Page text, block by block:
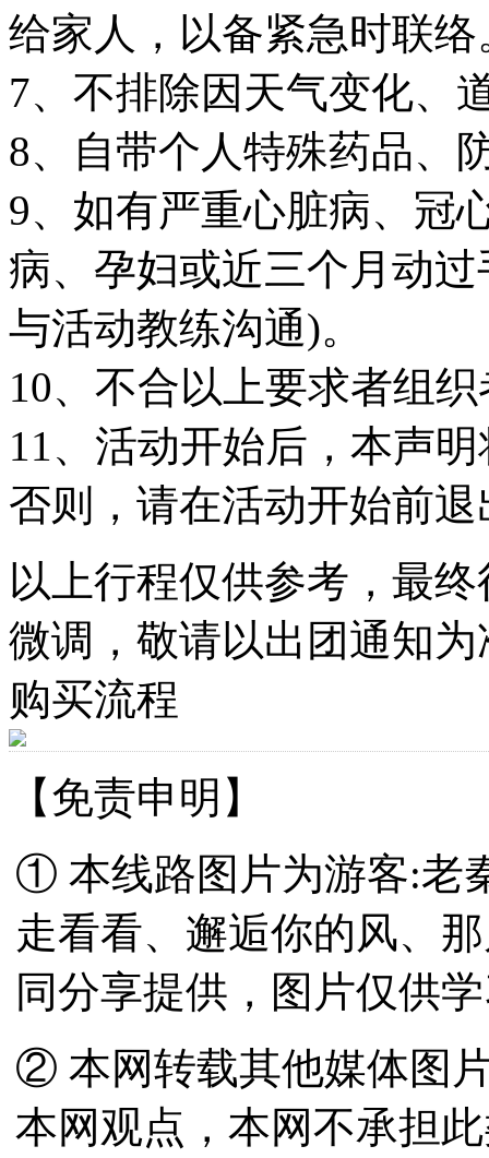
给家人，以备紧急时联络
7、不排除因天气变化、
8、自带个人特殊药品、
9、如有严重心脏病、冠
病、孕妇或近三个月动
与活动教练沟通)。
10、不合以上要求者组
11、活动开始后，本声
否则，请在活动开始前
以上行程仅供参考，最
微调，敬请以出团通知为
购买流程
【免责申明】
① 本线路图片为游客:老
走看看、邂逅你的风、
同分享提供，图片仅供
② 本网转载其他媒体图
本网观点，本网不承担